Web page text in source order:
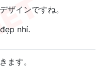
ザインですね。
nhỉ.
ます。